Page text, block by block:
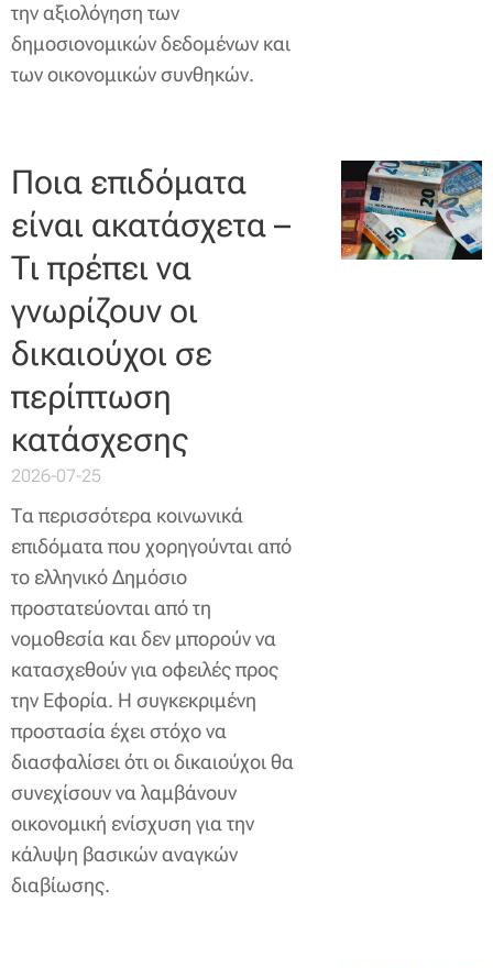
την αξιολόγηση των
δημοσιονομικών δεδομένων και
των οικονομικών συνθηκών.
Ποια επιδόματα
είναι ακατάσχετα –
Τι πρέπει να
γνωρίζουν οι
δικαιούχοι σε
περίπτωση
κατάσχεσης
2026-07-25
Τα περισσότερα κοινωνικά
επιδόματα που χορηγούνται από
το ελληνικό Δημόσιο
προστατεύονται από τη
νομοθεσία και δεν μπορούν να
κατασχεθούν για οφειλές προς
την Εφορία. Η συγκεκριμένη
προστασία έχει στόχο να
διασφαλίσει ότι οι δικαιούχοι θα
συνεχίσουν να λαμβάνουν
οικονομική ενίσχυση για την
κάλυψη βασικών αναγκών
διαβίωσης.